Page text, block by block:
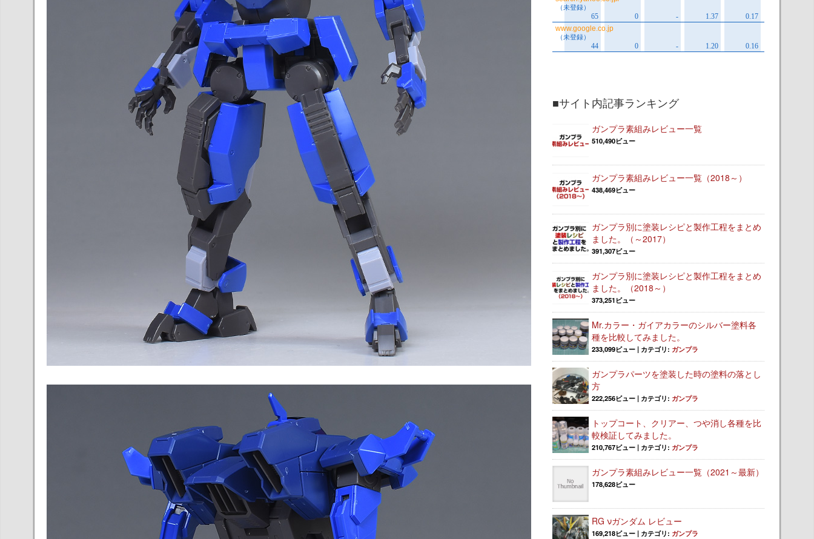
■サイト内記事ランキング
ガンプラ素組みレビュー一覧
510,490ビュー
ガンプラ素組みレビュー一覧（2018～）
438,469ビュー
ガンプラ別に塗装レシピと製作工程をまとめ
ました。（～2017）
391,307ビュー
ガンプラ別に塗装レシピと製作工程をまとめ
ました。（2018～）
373,251ビュー
Mr.カラー・ガイアカラーのシルバー塗料各
種を比較してみました。
233,099ビュー | カテゴリ: ガンプラ
ガンプラパーツを塗装した時の塗料の落とし
方
222,256ビュー | カテゴリ: ガンプラ
トップコート、クリアー、つや消し各種を比
較検証してみました。
210,767ビュー | カテゴリ: ガンプラ
ガンプラ素組みレビュー一覧（2021～最新）
178,628ビュー
RG νガンダム レビュー
169,218ビュー | カテゴリ: ガンプラ